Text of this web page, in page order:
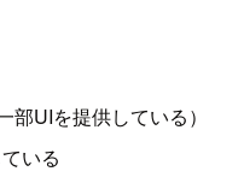
UIを提供している）
いる